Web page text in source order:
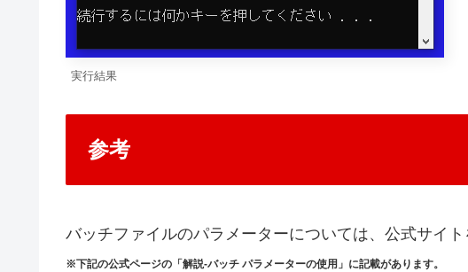
実行結果
参考
バッチファイルのパラメーターについては、公式サイト
※下記の公式ページの「解説-バッチ パラメーターの使用」に記載があります。